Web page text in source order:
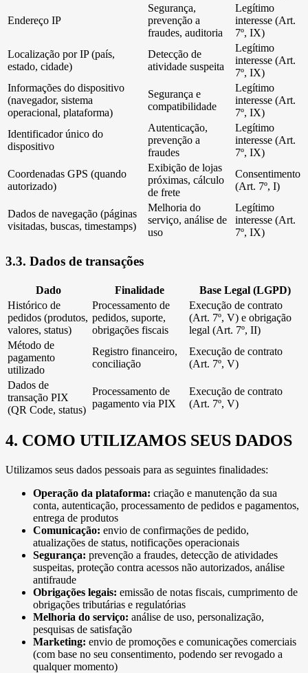
Endereço IP
Segurança,
prevenção a
fraudes, auditoria
Legítimo
interesse (Art.
7º, IX)
Localização por IP (país,
estado, cidade)
Detecção de
atividade suspeita
Legítimo
interesse (Art.
7º, IX)
Informações do dispositivo
(navegador, sistema
operacional, plataforma)
Segurança e
compatibilidade
Legítimo
interesse (Art.
7º, IX)
Identificador único do
dispositivo
Autenticação,
prevenção a
fraudes
Legítimo
interesse (Art.
7º, IX)
Coordenadas GPS (quando
autorizado)
Exibição de lojas
próximas, cálculo
de frete
Consentimento
(Art. 7º, I)
Dados de navegação (páginas
visitadas, buscas, timestamps)
Melhoria do
serviço, análise de
uso
Legítimo
interesse (Art.
7º, IX)
3.3. Dados de transações
Dado Finalidade
Base Legal (LGPD)
Histórico de
pedidos (produtos,
valores, status)
Processamento de
pedidos, suporte,
obrigações fiscais
Execução de contrato
(Art. 7º, V) e obrigação
legal (Art. 7º, II)
Método de
pagamento
utilizado
Registro financeiro,
conciliação
Execução de contrato
(Art. 7º, V)
Dados de
transação PIX
(QR Code, status)
Processamento de
pagamento via PIX
Execução de contrato
(Art. 7º, V)
4. COMO UTILIZAMOS SEUS DADOS
Utilizamos seus dados pessoais para as seguintes finalidades:
Operação da plataforma: criação e manutenção da sua
conta, autenticação, processamento de pedidos e pagamentos,
entrega de produtos
Comunicação: envio de confirmações de pedido,
atualizações de status, notificações operacionais
Segurança: prevenção a fraudes, detecção de atividades
suspeitas, proteção contra acessos não autorizados, análise
antifraude
Obrigações legais: emissão de notas fiscais, cumprimento de
obrigações tributárias e regulatórias
Melhoria do serviço: análise de uso, personalização,
pesquisas de satisfação
Marketing: envio de promoções e comunicações comerciais
(com base no seu consentimento, podendo ser revogado a
qualquer momento)